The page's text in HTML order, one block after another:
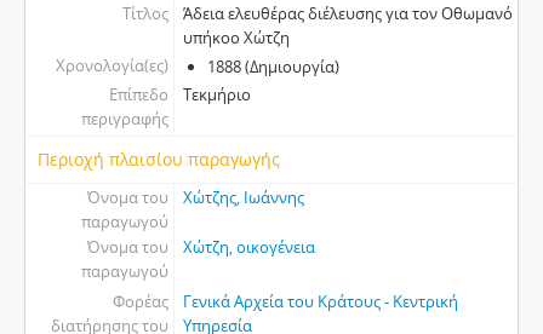
Τίτλος
Άδεια ελευθέρας διέλευσης για τον Οθωμανό
υπήκοο Χώτζη
Χρονολογία(ες)
1888 (Δημιουργία)
Επίπεδο
περιγραφής
Τεκμήριο
Περιοχή πλαισίου παραγωγής
Όνομα του
παραγωγού
Χώτζης, Ιωάννης
Όνομα του
παραγωγού
Χώτζη, οικογένεια
Φορέας
διατήρησης του
Γενικά Αρχεία του Κράτους - Κεντρική
Υπηρεσία